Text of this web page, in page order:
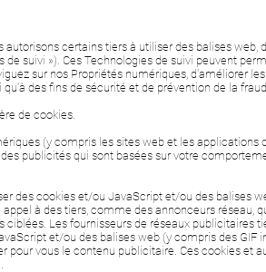
certains tiers à utiliser des balises web,
de suivi »). Ces Technologies de suivi peuvent
sur nos Propriétés numériques, d'améliorer
des fins de sécurité et de prévention de la
de cookies.
(y compris les sites web et les
publicités qui sont basées sur votre
des cookies et/ou JavaScript et/ou des balises
à des tiers, comme des annonceurs réseau,
Les fournisseurs de réseaux publicitaires
et/ou des balises web (y compris des GIF
pour vous le contenu publicitaire. Ces cookies et